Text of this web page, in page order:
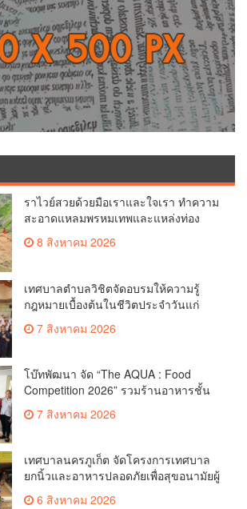
ราไวย์สวยด้วยมือเราและใจเรา ทำความ
สะอาดแหลมพรหมเทพและแหล่งท่อง
เที่ยว8 สิงหาคม 2026
เทศบาลตำบลวิชิตจัดอบรมให้ความรู้
กฎหมายเบื้องต้นในชีวิตประจำวันแก่
7 สิงหาคม 2026
โบ๊ทพัฒนา จัด “The AQUA : Food
Competition 2026” รวมร้านอาหารชั้น
นำของ The Shopps at The AQUA ชู
ศักยภาพ Food Destination ย่านเชิงทะเล
7 สิงหาคม 2026
เทศบาลนครภูเก็ต จัดโครงการเทศบาล
ยกนิ้วและอาหารปลอดภัยเพื่อสุขอนามัยผู้
บริโภค
6 สิงหาคม 2026